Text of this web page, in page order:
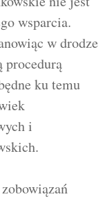
wsparcia.
w drodze
procedurą
ku temu
i